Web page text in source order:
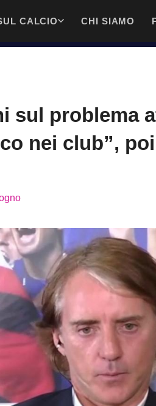
CALCIO CHI SIAMO
sul problema
nei club”,